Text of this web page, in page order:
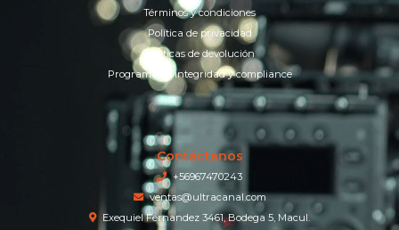
Términos y condiciones
Política de privacidad
Políticas de devolución
Programa de integridad y compliance
Contáctanos
+56967470243
ventas@ultracanal.com
Exequiel Fernandez 3461, Bodega 5, Macul.